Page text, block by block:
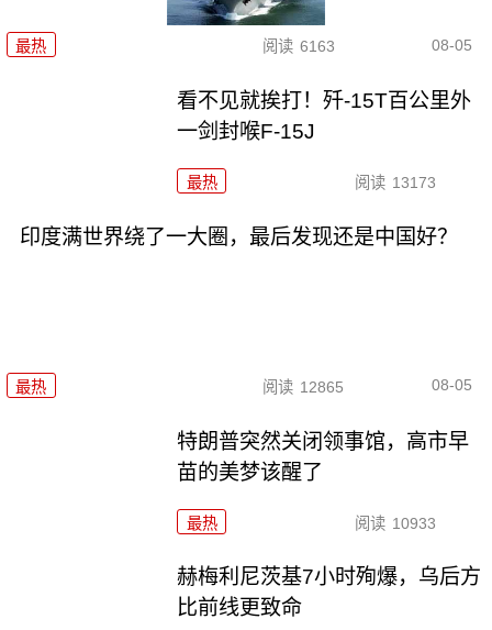
最热 阅读 6163 08-05
看不见就挨打！歼-15T百公里外
一剑封喉F-15J
最热 阅读 13173
印度满世界绕了一大圈，最后发现还是中国好？
最热 阅读 12865 08-05
特朗普突然关闭领事馆，高市早
苗的美梦该醒了
最热 阅读 10933
赫梅利尼茨基7小时殉爆，乌后方
比前线更致命